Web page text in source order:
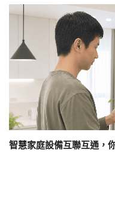
智慧家庭設備互聯互通，